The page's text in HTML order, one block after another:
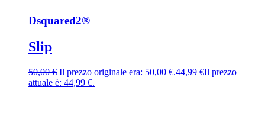
Dsquared2®
Slip
50,00€ Il prezzo originale era: 50,00 €.44,99 €Il prezzo
attuale è: 44,99 €.